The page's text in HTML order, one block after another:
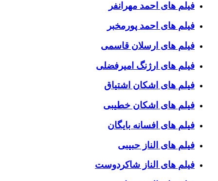
فیلم های احمد مهرانفر
فیلم های احمد پورمخبر
فیلم های ارسلان قاسمی
فیلم های ارژنگ امیرفضلی
فیلم های اشکان اشتیاق
فیلم های اشکان خطیبی
فیلم های افسانه بایگان
فیلم های الناز حبیبی
فیلم های الناز شاکردوست